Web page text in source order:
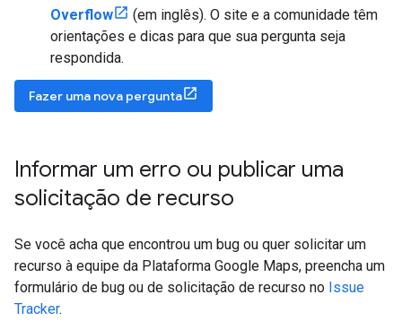
Overflow
(em inglês). O site e a comunidade têm
orientações e dicas para que sua pergunta seja
respondida.
Fazer uma nova pergunta
Informar um erro ou publicar uma
solicitação de recurso
Se você acha que encontrou um bug ou quer solicitar um
recurso à equipe da Plataforma Google Maps, preencha um
formulário de bug ou de solicitação de recurso no Issue
Tracker.